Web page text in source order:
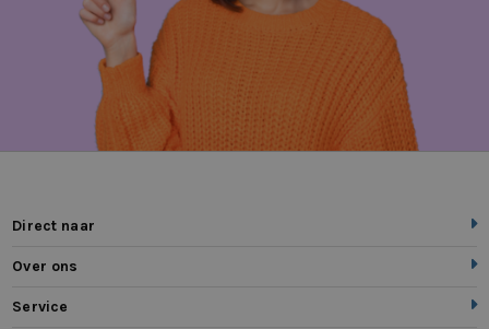
Direct naar
Over ons
Service